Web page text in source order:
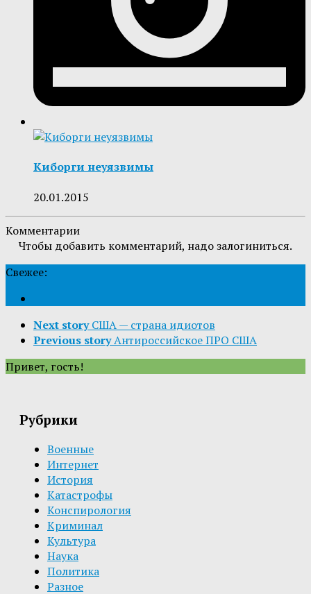
Киборги неуязвимы
20.01.2015
Комментарии
Чтобы добавить комментарий, надо залогиниться.
Свежее:
Next story США — страна идиотов
Previous storyАнтироссийское ПРО США
Привет, гость!
Рубрики
Военные
Интернет
История
Катастрофы
Конспирология
Криминал
Культура
Наука
Политика
Разное